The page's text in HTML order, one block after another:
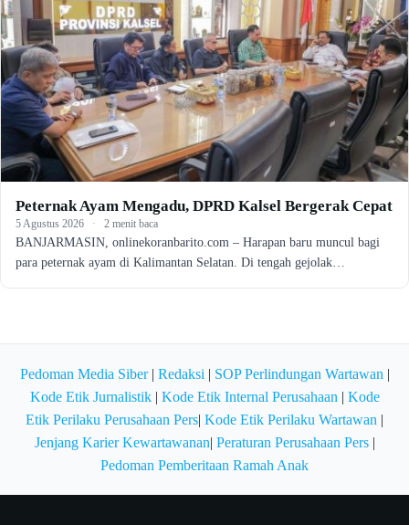
Peternak Ayam Mengadu, DPRD Kalsel Bergerak Cepat
5 Agustus 2026 · 2 menit baca
BANJARMASIN, onlinekoranbarito.com – Harapan baru muncul bagi
para peternak ayam di Kalimantan Selatan. Di tengah gejolak…
Pedoman Media Siber| Redaksi | SOP Perlindungan Wartawan |
Kode Etik Jurnalistik| Kode Etik Internal Perusahaan | Kode
Etik Perilaku Perusahaan Pers| Kode Etik Perilaku Wartawan |
Jenjang Karier Kewartawanan| Peraturan Perusahaan Pers|
Pedoman Pemberitaan Ramah Anak